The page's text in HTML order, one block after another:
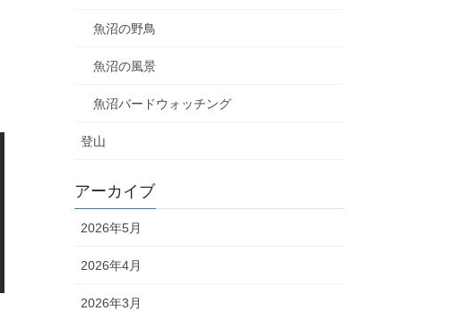
魚沼の野鳥
魚沼の風景
魚沼バードウォッチング
登山
アーカイブ
2026年5月
2026年4月
2026年3月